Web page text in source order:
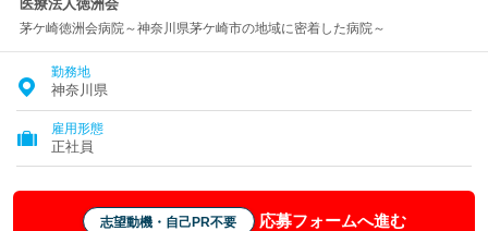
医療法人徳洲会
茅ケ崎徳洲会病院～神奈川県茅ケ崎市の地域に密着した病院～
勤務地
神奈川県
雇用形態
正社員
志望動機・自己PR不要 応募フォームへ進む